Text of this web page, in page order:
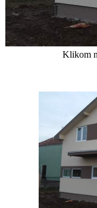
Klikom